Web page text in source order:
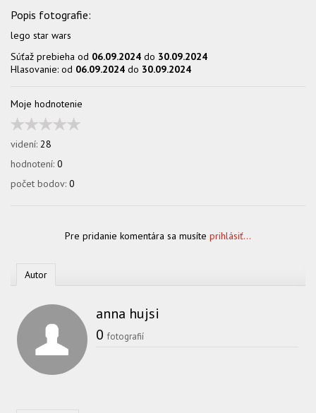
lego star wars
Súťaž prebieha od 06.09.2024 do 30.09.2024
Hlasovanie: od 06.09.2024 do 30.09.2024
Moje hodnotenie
videní: 28
hodnotení: 0
počet bodov: 0
Pre pridanie komentára sa musíte prihlásiť...
Autor
anna hujsi
0 fotografií